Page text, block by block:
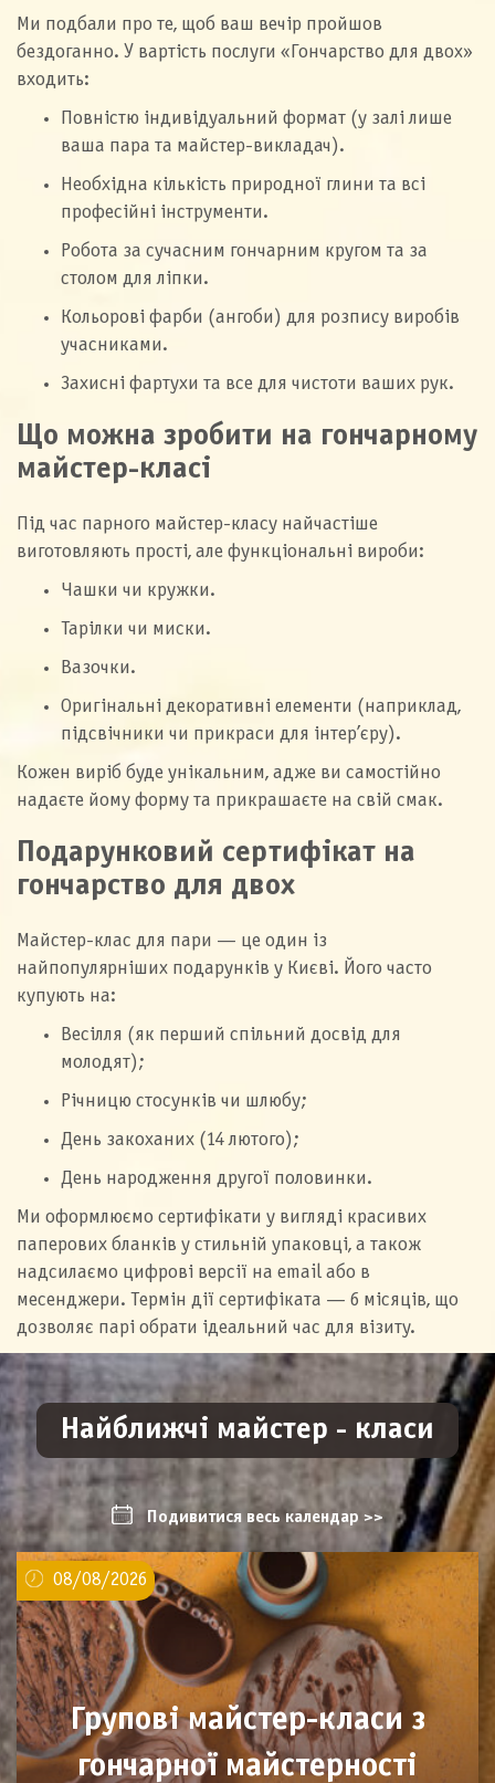
Ми подбали про те, щоб ваш вечір пройшов
бездоганно. У вартість послуги «Гончарство для двох»
входить:
Повністю індивідуальний формат (у залі лише
ваша пара та майстер-викладач).
Необхідна кількість природної глини та всі
професійні інструменти.
Робота за сучасним гончарним кругом та за
столом для ліпки.
Кольорові фарби (ангоби) для розпису виробів
учасниками.
Захисні фартухи та все для чистоти ваших рук.
Що можна зробити на гончарному
майстер-класі
Під час парного майстер-класу найчастіше
виготовляють прості, але функціональні вироби:
Чашки чи кружки.
Тарілки чи миски.
Вазочки.
Оригінальні декоративні елементи (наприклад,
підсвічники чи прикраси для інтер’єру).
Кожен виріб буде унікальним, адже ви самостійно
надаєте йому форму та прикрашаєте на свій смак.
Подарунковий сертифікат на
гончарство для двох
Майстер-клас для пари — це один із
найпопулярніших подарунків у Києві. Його часто
купують на:
Весілля (як перший спільний досвід для
молодят);
Річницю стосунків чи шлюбу;
День закоханих (14 лютого);
День народження другої половинки.
Ми оформлюємо сертифікати у вигляді красивих
паперових бланків у стильній упаковці, а також
надсилаємо цифрові версії на email або в
месенджери. Термін дії сертифіката — 6 місяців, що
дозволяє парі обрати ідеальний час для візиту.
Найближчі майстер - класи
Подивитися весь календар >>
08/08/2026
Групові майстер-класи з
гончарної майстерності